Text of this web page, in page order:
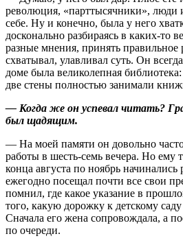
революция, «парттысячники», люди
себе. Ну и конечно, была у него
досконально разбираясь в каких-то
разные мнения, принять
схватывал, улавливал суть. Он
доме была великолепная
две стены полностью занимали
— Когда же он успевал читать?
был щадящим.
— На моей памяти он довольно
работы в шесть-семь вечера. Но ему
конца августа по ноябрь
ежегодно посещал почти все свои
помнил, где какое указание в
того, какую дорожку к детскому
Сначала его жена сопровождала, а
по очереди.